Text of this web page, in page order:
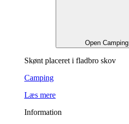
Open Camping
Skønt placeret i fladbro skov
Camping
Læs mere
Information